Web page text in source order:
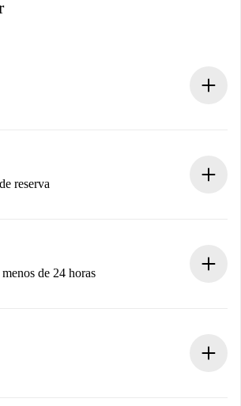
as informações necessárias
reserva
nada até que o proprietário confirme.
de 24 horas
cobraremos nada e ofereceremos